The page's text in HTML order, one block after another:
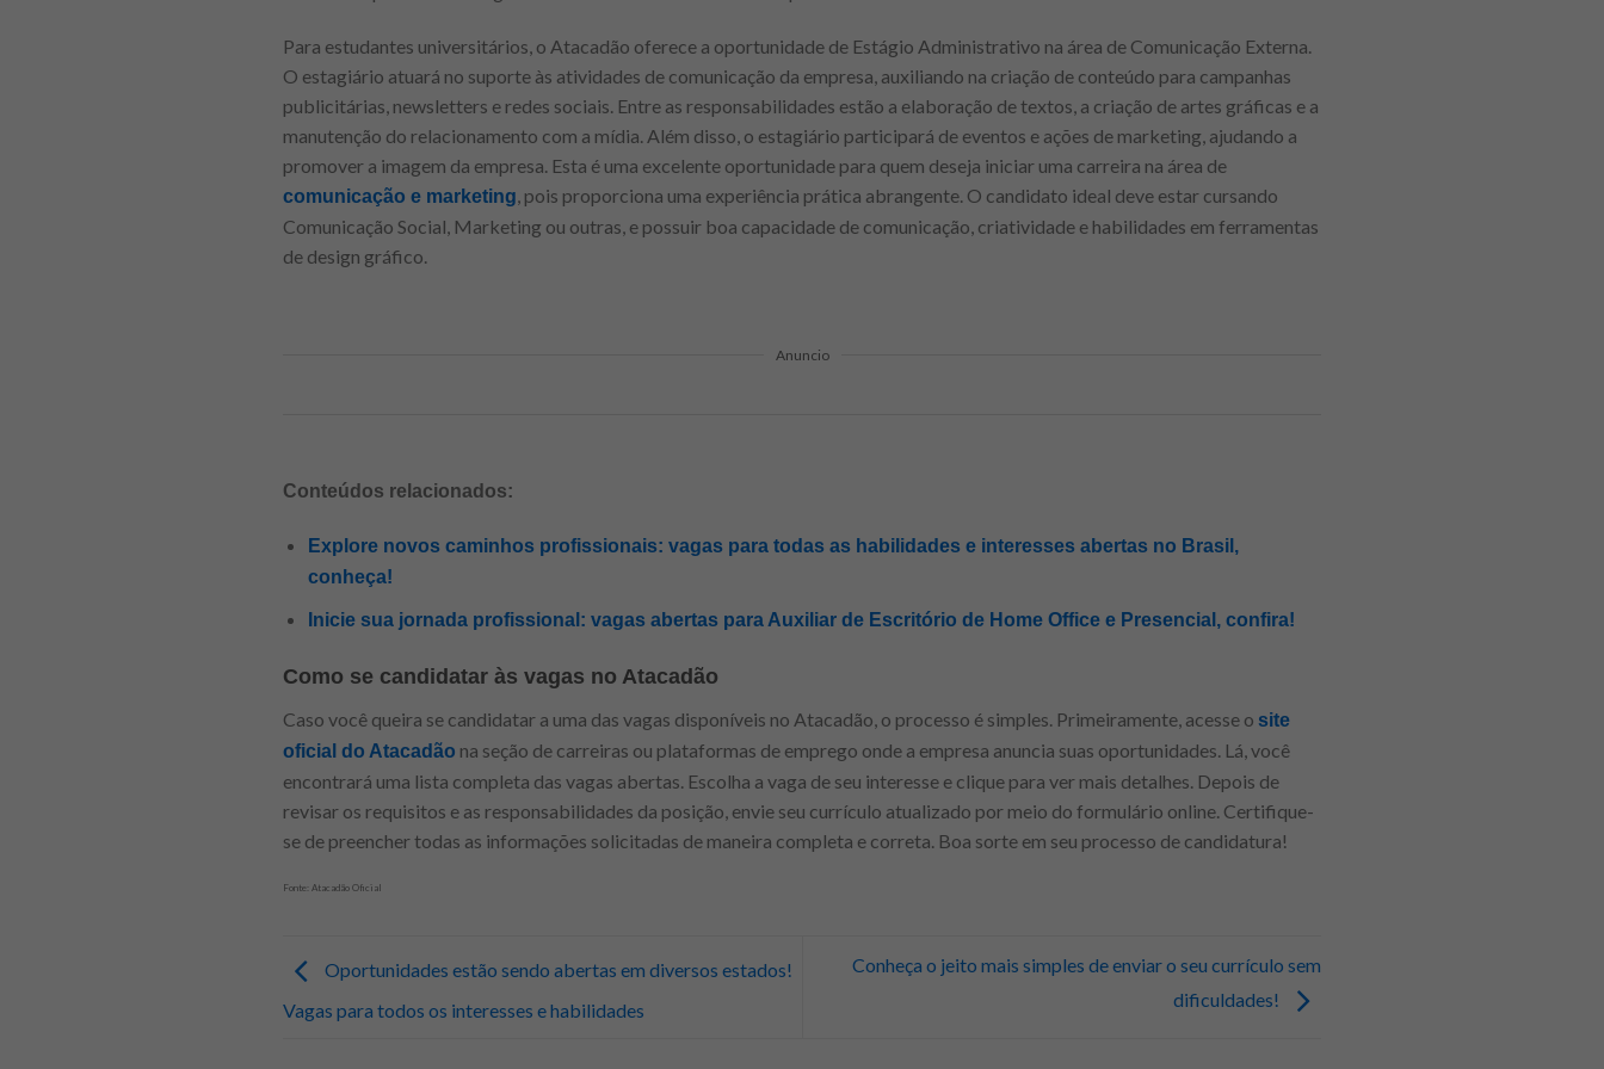
Para estudantes universitários, o Atacadão oferece a oportunidade de Estágio Administrativo na área de Comunicação Externa.
O estagiário atuará no suporte às atividades de comunicação da empresa, auxiliando na criação de conteúdo para campanhas
publicitárias, newsletters e redes sociais. Entre as responsabilidades estão a elaboração de textos, a criação de artes gráficas e a
manutenção do relacionamento com a mídia. Além disso, o estagiário participará de eventos e ações de marketing, ajudando a
promover a imagem da empresa. Esta é uma excelente oportunidade para quem deseja iniciar uma carreira na área de
comunicação e marketing , pois proporciona uma experiência prática abrangente. O candidato ideal deve estar cursando
Comunicação Social, Marketing ou outras, e possuir boa capacidade de comunicação, criatividade e habilidades em ferramentas
de design gráfico.
Anuncio
Conteúdos relacionados:
Explore novos caminhos profissionais: vagas para todas as habilidades e interesses abertas no Brasil,
conheça!
Inicie sua jornada profissional: vagas abertas para Auxiliar de Escritório de Home Office e Presencial, confira!
Como se candidatar às vagas no Atacadão
Caso você queira se candidatar a uma das vagas disponíveis no Atacadão, o processo é simples. Primeiramente, acesse o site
oficial do Atacadão na seção de carreiras ou plataformas de emprego onde a empresa anuncia suas oportunidades. Lá, você
encontrará uma lista completa das vagas abertas. Escolha a vaga de seu interesse e clique para ver mais detalhes. Depois de
revisar os requisitos e as responsabilidades da posição, envie seu currículo atualizado por meio do formulário online. Certifique-
se de preencher todas as informações solicitadas de maneira completa e correta. Boa sorte em seu processo de candidatura!
Fonte: Atacadão Oficial
Oportunidades estão sendo abertas em diversos estados!
Vagas para todos os interesses e habilidades
Conheça o jeito mais simples de enviar o seu currículo sem
dificuldades!